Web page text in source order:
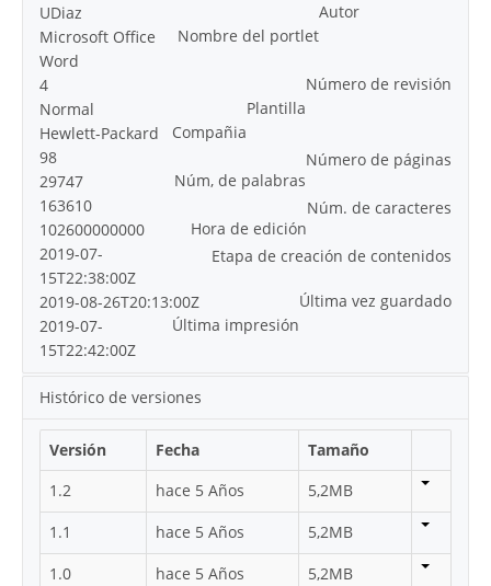
Autor
UDiaz
Nombre del portlet
Microsoft Office
Word
Número de revisión
4
Plantilla
Normal
Compañia
Hewlett-Packard
Número de páginas
98
Núm, de palabras
29747
Núm. de caracteres
163610
Hora de edición
102600000000
Etapa de creación de contenidos
2019-07-
15T22:38:00Z
Última vez guardado
2019-08-26T20:13:00Z
Última impresión
2019-07-
15T22:42:00Z
Histórico de versiones
Versión Fecha
Tamaño
1.2
hace 5 Años
5,2MB
1.1
hace 5 Años
5,2MB
1.0
hace 5 Años 5,2MB